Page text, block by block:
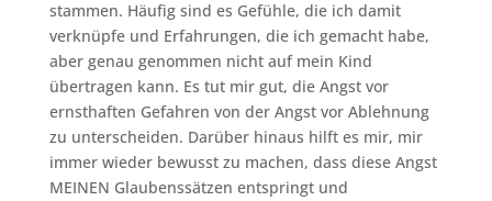
stammen. Häufig sind es Gefühle, die ich damit
verknüpfe und Erfahrungen, die ich gemacht habe,
aber genau genommen nicht auf mein Kind
übertragen kann. Es tut mir gut, die Angst vor
ernsthaften Gefahren von der Angst vor Ablehnung
zu unterscheiden. Darüber hinaus hilft es mir, mir
immer wieder bewusst zu machen, dass diese Angst
MEINEN Glaubenssätzen entspringt und